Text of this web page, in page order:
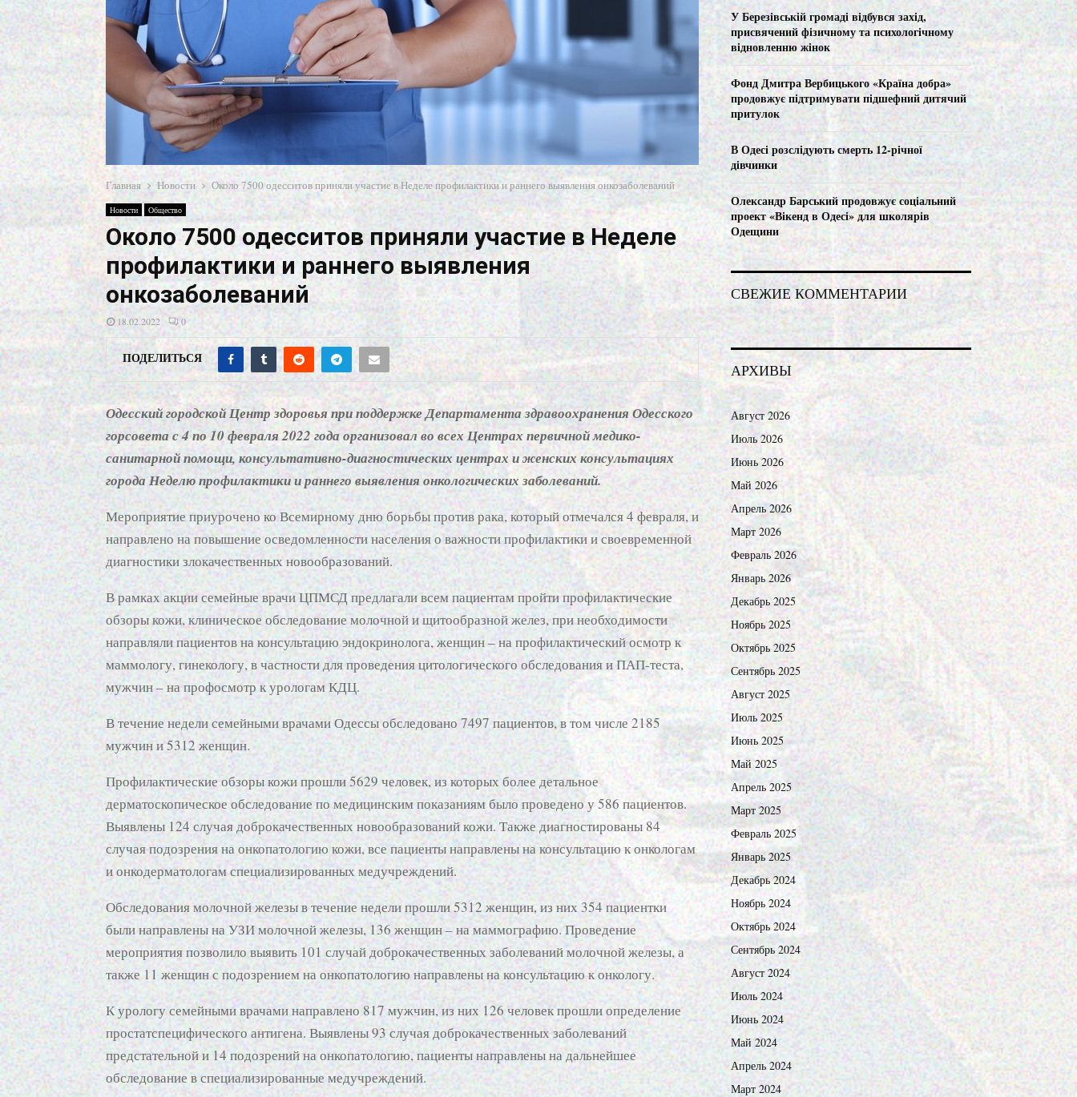
Главная Новости Около 7500 одесситов приняли участие в Неделе профилактики и раннего выявления онкозаболеваний
Новости Общество
Около 7500 одесситов приняли участие в Неделе
профилактики и раннего выявления
онкозаболеваний
18.02.2022 0
ПОДЕЛИТЬСЯ
Одесский городской Центр здоровья при поддержке Департамента здравоохранения Одесского
горсовета с 4 по 10 февраля 2022 года организовал во всех Центрах первичной медико-
санитарной помощи, консультативно-диагностических центрах и женских консультациях
города Неделю профилактики и раннего выявления онкологических заболеваний.
Мероприятие приурочено ко Всемирному дню борьбы против рака, который отмечался 4 февраля, и
направлено на повышение осведомленности населения о важности профилактики и своевременной
диагностики злокачественных новообразований.
В рамках акции семейные врачи ЦПМСД предлагали всем пациентам пройти профилактические
обзоры кожи, клиническое обследование молочной и щитообразной желез, при необходимости
направляли пациентов на консультацию эндокринолога, женщин – на профилактический осмотр к
маммологу, гинекологу, в частности для проведения цитологического обследования и ПАП-теста,
мужчин – на профосмотр к урологам КДЦ.
В течение недели семейными врачами Одессы обследовано 7497 пациентов, в том числе 2185
мужчин и 5312 женщин.
Профилактические обзоры кожи прошли 5629 человек, из которых более детальное
дерматоскопическое обследование по медицинским показаниям было проведено у 586 пациентов.
Выявлены 124 случая доброкачественных новообразований кожи. Также диагностированы 84
случая подозрения на онкопатологию кожи, все пациенты направлены на консультацию к онкологам
и онкодерматологам специализированных медучреждений.
Обследования молочной железы в течение недели прошли 5312 женщин, из них 354 пациентки
были направлены на УЗИ молочной железы, 136 женщин – на маммографию. Проведение
мероприятия позволило выявить 101 случай доброкачественных заболеваний молочной железы, а
также 11 женщин с подозрением на онкопатологию направлены на консультацию к онкологу.
К урологу семейными врачами направлено 817 мужчин, из них 126 человек прошли определение
простатспецифического антигена. Выявлены 93 случая доброкачественных заболеваний
предстательной и 14 подозрений на онкопатологию, пациенты направлены на дальнейшее
обследование в специализированные медучреждений.
C
H
У Березівській громаді відбувся захід,
присвячений фізичному та психологічному
відновленню жінок
Фонд Дмитра Вербицького «Країна добра»
продовжує підтримувати підшефний дитячий
притулок
В Одесі розслідують смерть 12-річної
дівчинки
Олександр Барський продовжує соціальний
проект «Вікенд в Одесі» для школярів
Одещини
СВЕЖИЕ КОММЕНТАРИИ
АРХИВЫ
Август 2026
Июль 2026
Июнь 2026
Май 2026
Апрель 2026
Март 2026
Февраль 2026
Январь 2026
Декабрь 2025
Ноябрь 2025
Октябрь 2025
Сентябрь 2025
Август 2025
Июль 2025
Июнь 2025
Май 2025
Апрель 2025
Март 2025
Февраль 2025
Январь 2025
Декабрь 2024
Ноябрь 2024
Октябрь 2024
Сентябрь 2024
Август 2024
Июль 2024
Июнь 2024
Май 2024
Апрель 2024
Март 2024